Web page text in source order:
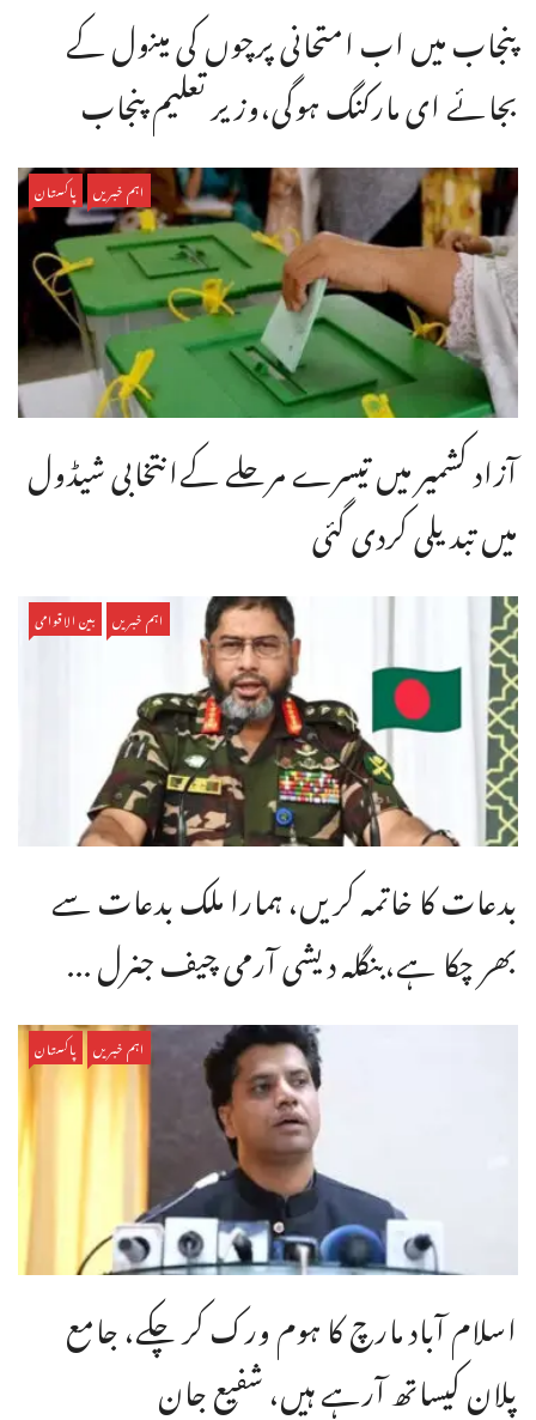
پنجاب میں اب امتحانی پرچوں کی مینول کے
بجائے ای مارکنگ ہوگی،وزیر تعلیم پنجاب
اہم خبریں پاکستان
آزاد کشمیر میں تیسرے مرحلے کےانتخابی شیڈول
میں تبدیلی کردی گئی
اہم خبریں بین الاقوامی
بدعات کا خاتمہ کریں، ہمارا ملک بدعات سے
بھر چکا ہے،بنگله دیشی آرمی چیف جنرل ...
اہم خبریں پاکستان
اسلام آباد مارچ کا ہوم ورک کر چکے، جامع
پلان کیساتھ آرہے ہیں، شفیع جان